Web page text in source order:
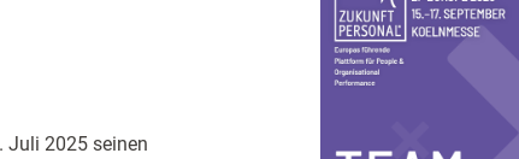
Juli 2025 seinen